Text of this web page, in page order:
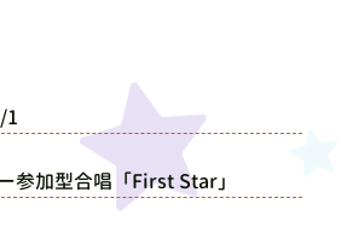
1
参加型合唱「First Star」